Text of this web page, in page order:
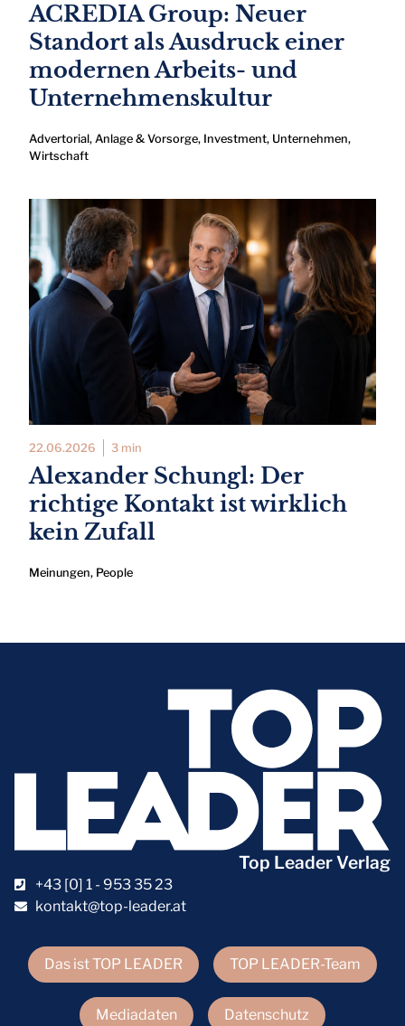
ACREDIA Group: Neuer
Standort als Ausdruck einer
modernen Arbeits- und
Unternehmenskultur
Advertorial, Anlage & Vorsorge, Investment, Unternehmen,
Wirtschaft
22.06.2026 3 min
Alexander Schungl: Der
richtige Kontakt ist wirklich
kein Zufall
Meinungen, People
Das ist TOP LEADER TOP LEADER-Team
Mediadaten Datenschutz
Top Leader Verlag
+43 [0] 1 - 953 35 23
kontakt@top-leader.at